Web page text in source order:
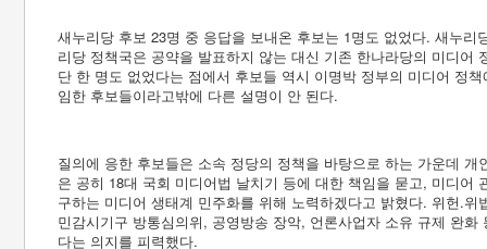
새누리당 후보 23명 중 응답을 보내온 후보는 1명도 없었다. 새누
리당 정책국은 공약을 발표하지 않는 대신 기존 한나라당의 미디어
단 한 명도 없었다는 점에서 후보들 역시 이명박 정부의 미디어 정
임한 후보들이라고밖에 다른 설명이 안 된다.
질의에 응한 후보들은 소속 정당의 정책을 바탕으로 하는 가운데
은 공히 18대 국회 미디어법 날치기 등에 대한 책임을 묻고, 미디어
구하는 미디어 생태계 민주화를 위해 노력하겠다고 밝혔다. 위헌.
민감시기구 방통심의위, 공영방송 장악, 언론사업자 소유 규제 완
다는 의지를 피력했다.